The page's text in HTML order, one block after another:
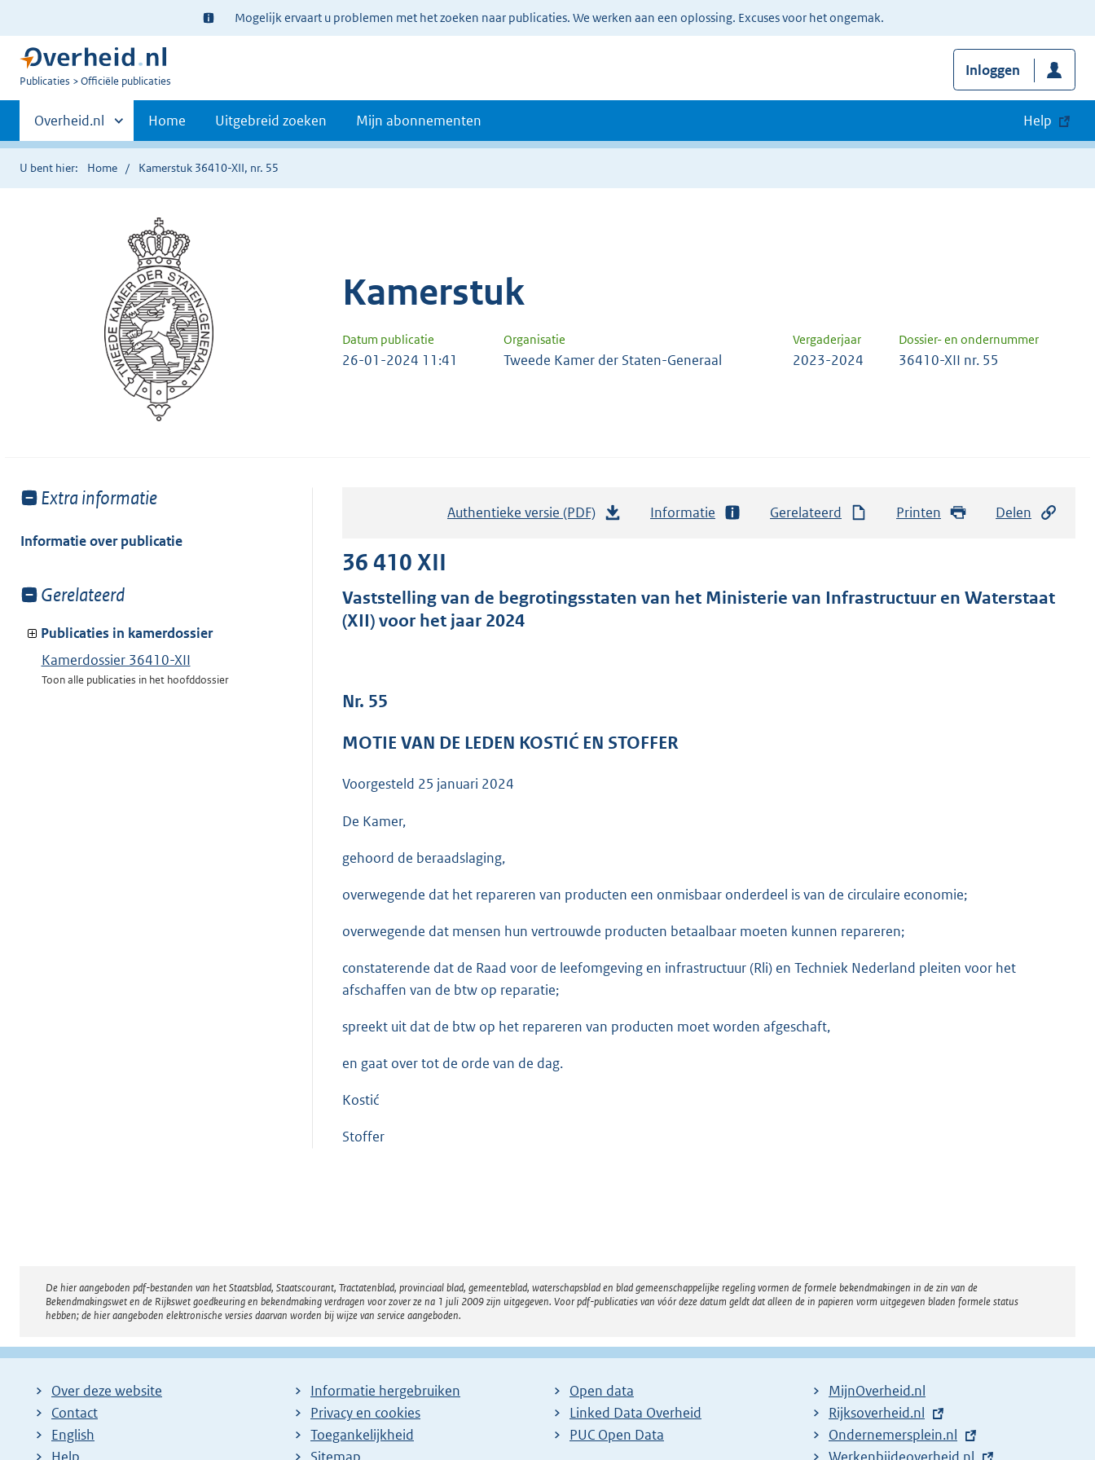
Ter
informatie:
Mogelijk ervaart u problemen met het zoeken naar publicaties. We werken aan een oplossing. Excuses voor het ongemak.
U
Publicaties Officiële publicaties
Inloggen
Primaire
navigatie
Andere
sites
binnen
Overheid.nl Home Uitgebreid zoeken Mijn abonnementen Help
U bent hier: Home Kamerstuk 36410-XII, nr. 55
Kamerstuk
Datum publicatie Organisatie Vergaderjaar Dossier- en ondernummer
26-01-2024 11:41 Tweede Kamer der Staten-Generaal 2023-2024 36410-XII nr. 55
Toon
van:
Extra informatie
Informatie over publicatie
Toon
van:
Gerelateerd
Publicaties in kamerdossier
Kamerdossier 36410-XII
Toon alle publicaties in het hoofddossier
Authentieke versie (PDF)
a
o
o
b
Informatie Gerelateerd Printen Delen
36 410 XII
Vaststelling van de begrotingsstaten van het Ministerie van Infrastructuur en Waterstaat
(XII) voor het jaar 2024
Nr. 55
MOTIE VAN DE LEDEN KOSTIĆ EN STOFFER
Voorgesteld 25 januari 2024
De Kamer,
gehoord de beraadslaging,
overwegende dat het repareren van producten een onmisbaar onderdeel is van de circulaire economie;
overwegende dat mensen hun vertrouwde producten betaalbaar moeten kunnen repareren;
constaterende dat de Raad voor de leefomgeving en infrastructuur (Rli) en Techniek Nederland pleiten voor het
afschaffen van de btw op reparatie;
spreekt uit dat de btw op het repareren van producten moet worden afgeschaft,
en gaat over tot de orde van de dag.
Kostić
Stoffer
Disclaimer
De hier aangeboden pdf-bestanden van het Staatsblad, Staatscourant, Tractatenblad, provinciaal blad, gemeenteblad, waterschapsblad en blad gemeenschappelijke regeling vormen de formele bekendmakingen in de zin van de
Bekendmakingswet en de Rijkswet goedkeuring en bekendmaking verdragen voor zover ze na 1 juli 2009 zijn uitgegeven. Voor pdf-publicaties van vóór deze datum geldt dat alleen de in papieren vorm uitgegeven bladen formele status
hebben; de hier aangeboden elektronische versies daarvan worden bij wijze van service aangeboden.
Over deze website
Contact
English
Informatie hergebruiken
Privacy en cookies
Toegankelijkheid
Open data
Linked Data Overheid
PUC Open Data
MijnOverheid.nl
E
x
Rijksoverheid.nl
E
Ondernemersplein.nl